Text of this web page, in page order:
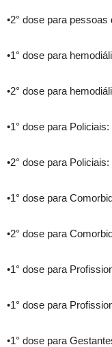
•2° dose para pessoas
•1° dose para
•2° dose para
•1° dose para Policiais:
•2° dose para Policiais:
•1° dose para
•2° dose para
•1° dose para
•1° dose para
•1° dose para